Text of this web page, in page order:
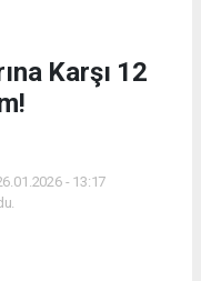
Karşı 12
- 13:17